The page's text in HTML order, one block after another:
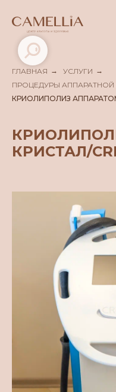
ГЛАВНАЯ → УСЛУГИ →
ПРОЦЕДУРЫ
КРИОЛИПОЛИЗ
КРИСТАЛ/